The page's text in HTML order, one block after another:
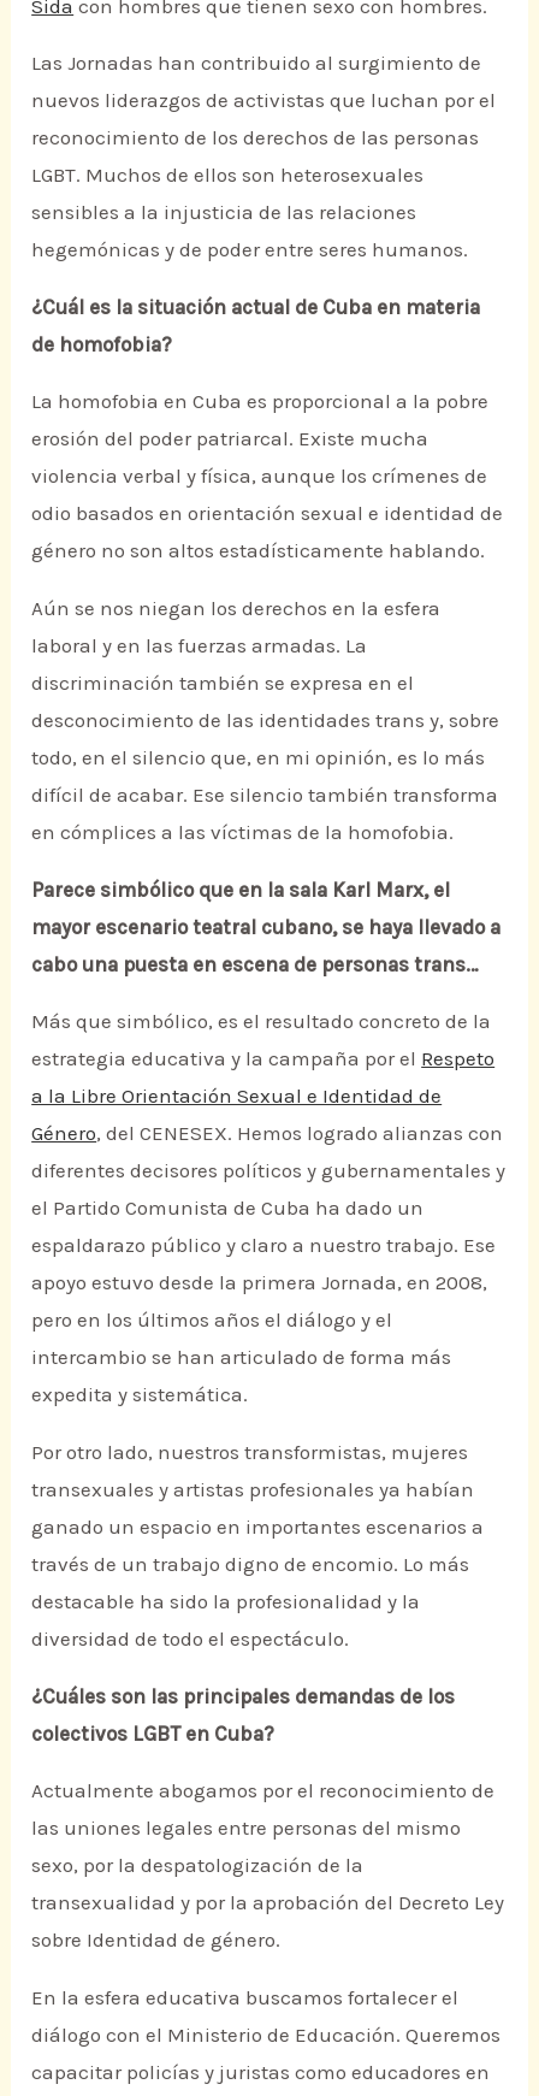
Sida con hombres que tienen sexo con hombres.
Las Jornadas han contribuido al surgimiento de
nuevos liderazgos de activistas que luchan por el
reconocimiento de los derechos de las personas
LGBT. Muchos de ellos son heterosexuales
sensibles a la injusticia de las relaciones
hegemónicas y de poder entre seres humanos.
¿Cuál es la situación actual de Cuba en materia
de homofobia?
La homofobia en Cuba es proporcional a la pobre
erosión del poder patriarcal. Existe mucha
violencia verbal y física, aunque los crímenes de
odio basados en orientación sexual e identidad de
género no son altos estadísticamente hablando.
Aún se nos niegan los derechos en la esfera
laboral y en las fuerzas armadas. La
discriminación también se expresa en el
desconocimiento de las identidades trans y, sobre
todo, en el silencio que, en mi opinión, es lo más
difícil de acabar. Ese silencio también transforma
en cómplices a las víctimas de la homofobia.
Parece simbólico que en la sala Karl Marx, el
mayor escenario teatral cubano, se haya llevado a
cabo una puesta en escena de personas trans…
Más que simbólico, es el resultado concreto de la
estrategia educativa y la campaña por el Respeto
a la Libre Orientación Sexual e Identidad de
Género, del CENESEX. Hemos logrado alianzas con
diferentes decisores políticos y gubernamentales y
el Partido Comunista de Cuba ha dado un
espaldarazo público y claro a nuestro trabajo. Ese
apoyo estuvo desde la primera Jornada, en 2008,
pero en los últimos años el diálogo y el
intercambio se han articulado de forma más
expedita y sistemática.
Por otro lado, nuestros transformistas, mujeres
transexuales y artistas profesionales ya habían
ganado un espacio en importantes escenarios a
través de un trabajo digno de encomio. Lo más
destacable ha sido la profesionalidad y la
diversidad de todo el espectáculo.
¿Cuáles son las principales demandas de los
colectivos LGBT en Cuba?
Actualmente abogamos por el reconocimiento de
las uniones legales entre personas del mismo
sexo, por la despatologización de la
transexualidad y por la aprobación del Decreto Ley
sobre Identidad de género.
En la esfera educativa buscamos fortalecer el
diálogo con el Ministerio de Educación. Queremos
capacitar policías y juristas como educadores en